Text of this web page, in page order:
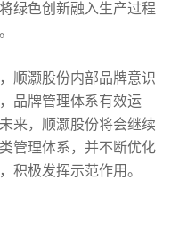
绿色创新融入生产过程
顺灏股份内部品牌意识
品牌管理体系有效运
来，顺灏股份将会继续
管理体系，并不断优化
积极发挥示范作用。